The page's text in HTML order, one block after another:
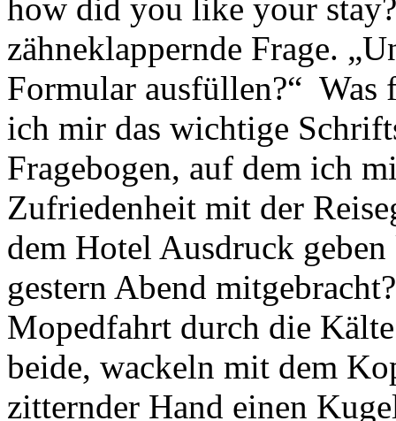
how did you like your
zähneklappernde Frage.
Formular ausfüllen?“ Was
ich mir das wichtige
Fragebogen, auf dem ich
Zufriedenheit mit der
dem Hotel Ausdruck
gestern Abend
Mopedfahrt durch die
beide, wackeln mit dem
zitternder Hand einen